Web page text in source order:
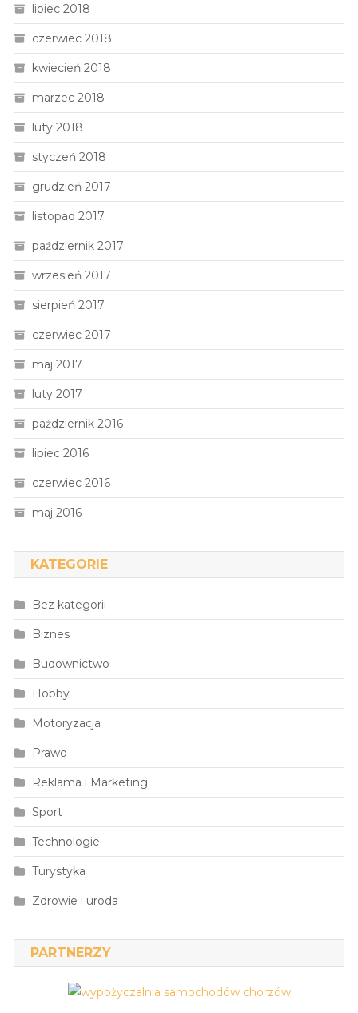
lipiec 2018
czerwiec 2018
kwiecień 2018
marzec 2018
luty 2018
styczeń 2018
grudzień 2017
listopad 2017
październik 2017
wrzesień 2017
sierpień 2017
czerwiec 2017
maj 2017
luty 2017
październik 2016
lipiec 2016
czerwiec 2016
maj 2016
KATEGORIE
Bez kategorii
Biznes
Budownictwo
Hobby
Motoryzacja
Prawo
Reklama i Marketing
Sport
Technologie
Turystyka
Zdrowie i uroda
PARTNERZY